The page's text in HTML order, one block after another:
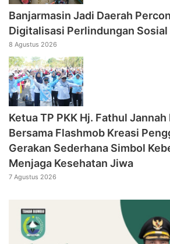
Banjarmasin Jadi Daerah
Digitalisasi Perlindungan
8 Agustus 2026
‎Ketua TP PKK Hj. Fathul
Bersama Flashmob Kreasi
Gerakan Sederhana Simbol
Menjaga Kesehatan Jiwa
7 Agustus 2026